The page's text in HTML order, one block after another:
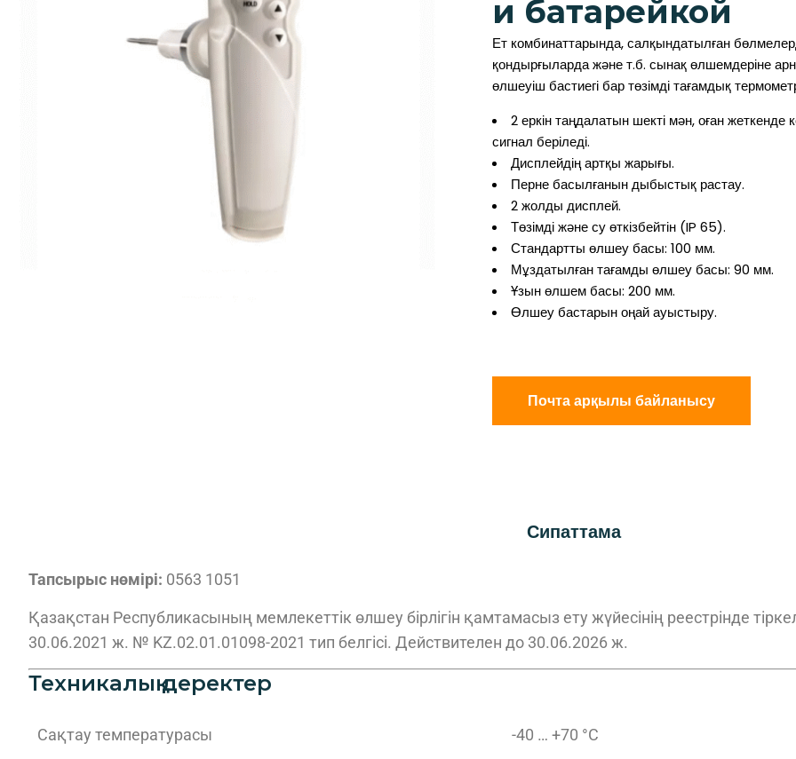
и батарейкой
Ет комбинаттарында, салқындатылған
қондырғыларда және т.б. сынақ өлшемдеріне
өлшеуіш бастиегі бар төзімді тағамдық
2 еркін таңдалатын шекті мән, оған
сигнал беріледі.
Дисплейдің артқы жарығы.
Перне басылғанын дыбыстық растау.
2 жолды дисплей.
Төзімді және су өткізбейтін (IP 65).
Стандартты өлшеу басы: 100 мм.
Мұздатылған тағамды өлшеу басы: 90 мм.
Ұзын өлшем басы: 200 мм.
Өлшеу бастарын оңай ауыстыру.
Почта арқылы байланысу
Сипаттама
Тапсырыс нөмірі: 0563 1051
Қазақстан Республикасының мемлекеттік өлшеу бірлігін қамтамасыз ету жүйесінің реестрінде
30.06.2021 ж. № KZ.02.01.01098-2021 тип белгісі. Действителен до 30.06.2026 ж.
Техникалық деректер
Сақтау температурасы -40 … +70 °C